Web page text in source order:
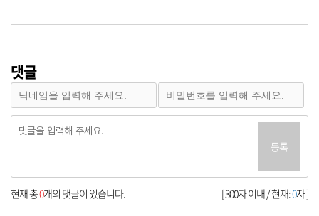
댓글
등록
[ 300자 이내 / 현재:0자 ]
현재 총0개의 댓글이 있습니다.